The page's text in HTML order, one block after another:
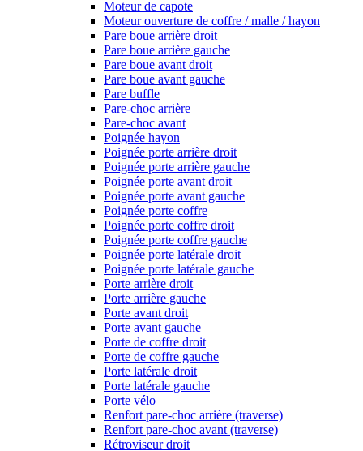
Moteur de capote
Moteur ouverture de coffre / malle / hayon
Pare boue arrière droit
Pare boue arrière gauche
Pare boue avant droit
Pare boue avant gauche
Pare buffle
Pare-choc arrière
Pare-choc avant
Poignée hayon
Poignée porte arrière droit
Poignée porte arrière gauche
Poignée porte avant droit
Poignée porte avant gauche
Poignée porte coffre
Poignée porte coffre droit
Poignée porte coffre gauche
Poignée porte latérale droit
Poignée porte latérale gauche
Porte arrière droit
Porte arrière gauche
Porte avant droit
Porte avant gauche
Porte de coffre droit
Porte de coffre gauche
Porte latérale droit
Porte latérale gauche
Porte vélo
Renfort pare-choc arrière (traverse)
Renfort pare-choc avant (traverse)
Rétroviseur droit